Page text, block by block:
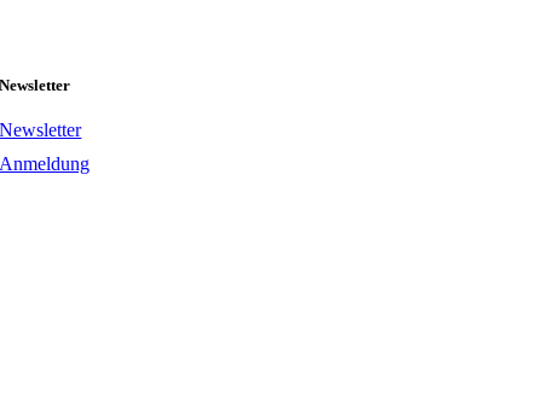
Newsletter
Newsletter
Anmeldung